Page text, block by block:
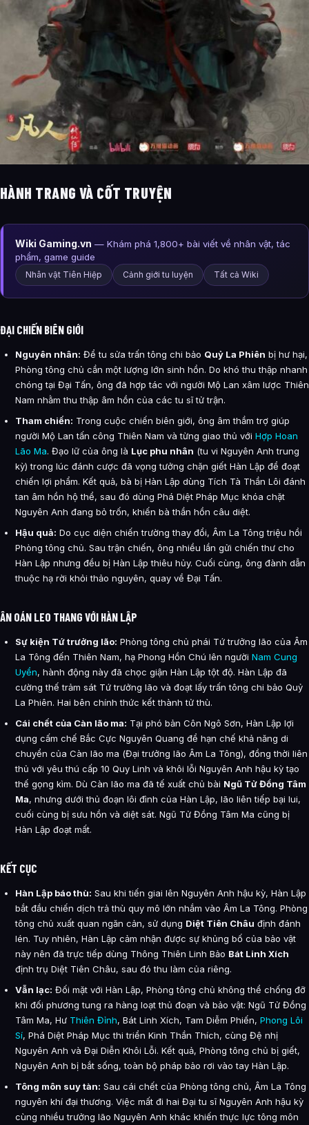
HÀNH TRANG VÀ CỐT TRUYỆN
Wiki Gaming.vn — Khám phá 1,800+ bài viết về nhân vật, tác
phẩm, game guide
Nhân vật Tiên Hiệp Cảnh giới tu luyện Tất cả Wiki
ĐẠI CHIẾN BIÊN GIỚI
Nguyên nhân: Để tu sửa trấn tông chi bảo Quỷ La Phiên bị hư hại,
Phòng tông chủ cần một lượng lớn sinh hồn. Do khó thu thập nhanh
chóng tại Đại Tấn, ông đã hợp tác với người Mộ Lan xâm lược Thiên
Nam nhằm thu thập âm hồn của các tu sĩ tử trận.
Tham chiến: Trong cuộc chiến biên giới, ông âm thầm trợ giúp
người Mộ Lan tấn công Thiên Nam và từng giao thủ với Hợp Hoan
Lão Ma. Đạo lữ của ông là Lục phu nhân (tu vi Nguyên Anh trung
kỳ) trong lúc đánh cược đã vọng tưởng chặn giết Hàn Lập để đoạt
chiến lợi phẩm. Kết quả, bà bị Hàn Lập dùng Tích Tà Thần Lôi đánh
tan âm hồn hộ thể, sau đó dùng Phá Diệt Pháp Mục khóa chặt
Nguyên Anh đang bỏ trốn, khiến bà thần hồn câu diệt.
Hậu quả: Do cục diện chiến trường thay đổi, Âm La Tông triệu hồi
Phòng tông chủ. Sau trận chiến, ông nhiều lần gửi chiến thư cho
Hàn Lập nhưng đều bị Hàn Lập thiêu hủy. Cuối cùng, ông đành dẫn
thuộc hạ rời khỏi thảo nguyên, quay về Đại Tấn.
ÂN OÁN LEO THANG VỚI HÀN LẬP
Sự kiện Tứ trưởng lão: Phòng tông chủ phái Tứ trưởng lão của Âm
La Tông đến Thiên Nam, hạ Phong Hồn Chú lên người Nam Cung
Uyển, hành động này đã chọc giận Hàn Lập tột độ. Hàn Lập đã
cường thế trảm sát Tứ trưởng lão và đoạt lấy trấn tông chi bảo Quỷ
La Phiên. Hai bên chính thức kết thành tử thù.
Cái chết của Càn lão ma: Tại phó bản Côn Ngô Sơn, Hàn Lập lợi
dụng cấm chế Bắc Cực Nguyên Quang để hạn chế khả năng di
chuyển của Càn lão ma (Đại trưởng lão Âm La Tông), đồng thời liên
thủ với yêu thú cấp 10 Quy Linh và khôi lỗi Nguyên Anh hậu kỳ tạo
thế gọng kìm. Dù Càn lão ma đã tế xuất chủ bài Ngũ Tử Đồng Tâm
Ma, nhưng dưới thủ đoạn lôi đình của Hàn Lập, lão liên tiếp bại lui,
cuối cùng bị sưu hồn và diệt sát. Ngũ Tử Đồng Tâm Ma cũng bị
Hàn Lập đoạt mất.
KẾT CỤC
Hàn Lập báo thù: Sau khi tiến giai lên Nguyên Anh hậu kỳ, Hàn Lập
bắt đầu chiến dịch trả thù quy mô lớn nhắm vào Âm La Tông. Phòng
tông chủ xuất quan ngăn cản, sử dụng Diệt Tiên Châu định đánh
lén. Tuy nhiên, Hàn Lập cảm nhận được sự khủng bố của bảo vật
này nên đã trực tiếp dùng Thông Thiên Linh Bảo Bát Linh Xích
định trụ Diệt Tiên Châu, sau đó thu làm của riêng.
Vẫn lạc: Đối mặt với Hàn Lập, Phòng tông chủ không thể chống đỡ
khi đối phương tung ra hàng loạt thủ đoạn và bảo vật: Ngũ Tử Đồng
Tâm Ma, Hư Thiên Đỉnh, Bát Linh Xích, Tam Diễm Phiến, Phong Lôi
Sí, Phá Diệt Pháp Mục thi triển Kinh Thần Thích, cùng Đệ nhị
Nguyên Anh và Đại Diễn Khôi Lỗi. Kết quả, Phòng tông chủ bị giết,
Nguyên Anh bị bắt sống, toàn bộ pháp bảo rơi vào tay Hàn Lập.
Tông môn suy tàn: Sau cái chết của Phòng tông chủ, Âm La Tông
nguyên khí đại thương. Việc mất đi hai Đại tu sĩ Nguyên Anh hậu kỳ
cùng nhiều trưởng lão Nguyên Anh khác khiến thực lực tông môn